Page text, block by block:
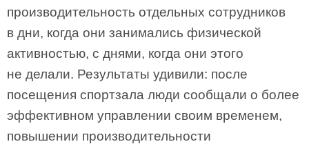
производительность отдельных сотрудников
в дни, когда они занимались физической
активностью, с днями, когда они этого
не делали. Результаты удивили: после
посещения спортзала люди сообщали о более
эффективном управлении своим временем,
повышении производительности